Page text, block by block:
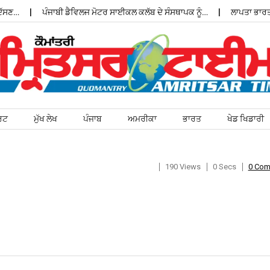
ਪੰਜਾਬੀ ਡੈਵਿਲਜ ਮੋਟਰ ਸਾਈਕਲ ਕਲੱਬ ਦੇ ਸੰਸਥਾਪਕ ਨੂੰ… ਲਾਪਤਾ ਭਾਰਤੀ
ਮੁੱਖ ਲੇਖ ਪੰਜਾਬ ਅਮਰੀਕਾ ਭਾਰਤ ਖੇਡ ਖਿਡਾਰੀ
190 Views 0 Secs 0